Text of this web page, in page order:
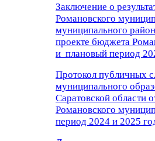
Заключение о
Романовского
муниципального
проекте бюджета
и плановый период
Протокол публичных
муниципального
Саратовской области
Романовского
период 2024 и 2025